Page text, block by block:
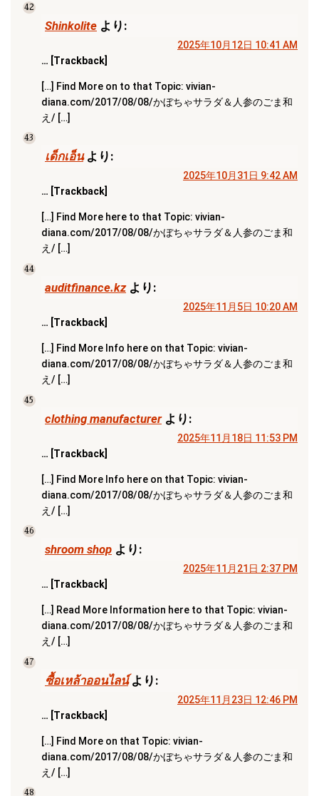
42
Shinkolite より:
2025年10月12日 10:41 AM
… [Trackback]
[…] Find More on to that Topic: vivian-
diana.com/2017/08/08/かぼちゃサラダ＆人参のごま和
え/ […]
43
เด็กเอ็น より:
2025年10月31日 9:42 AM
… [Trackback]
[…] Find More here to that Topic: vivian-
diana.com/2017/08/08/かぼちゃサラダ＆人参のごま和
え/ […]
44
auditfinance.kz より:
2025年11月5日 10:20 AM
… [Trackback]
[…] Find More Info here on that Topic: vivian-
diana.com/2017/08/08/かぼちゃサラダ＆人参のごま和
え/ […]
45
clothing manufacturer より:
2025年11月18日 11:53 PM
… [Trackback]
[…] Find More Info here on that Topic: vivian-
diana.com/2017/08/08/かぼちゃサラダ＆人参のごま和
え/ […]
46
shroom shop より:
2025年11月21日 2:37 PM
… [Trackback]
[…] Read More Information here to that Topic: vivian-
diana.com/2017/08/08/かぼちゃサラダ＆人参のごま和
え/ […]
47
ซื้อเหล้าออนไลน์ より:
2025年11月23日 12:46 PM
… [Trackback]
[…] Find More on that Topic: vivian-
diana.com/2017/08/08/かぼちゃサラダ＆人参のごま和
え/ […]
48